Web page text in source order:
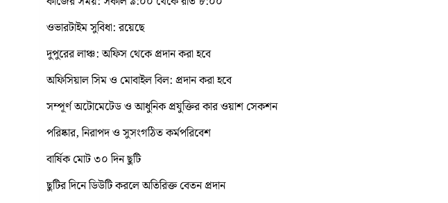
ওভারটাইম সুবিধা: রয়েছে
দুপুরের লাঞ্চ: অফিস থেকে প্রদান করা হবে
অফিসিয়াল সিম ও মোবাইল বিল: প্রদান করা হবে
সম্পূর্ণ অটোমেটেড ও আধুনিক প্রযুক্তির কার ওয়াশ সেকশন
পরিষ্কার, নিরাপদ ও সুসংগঠিত কর্মপরিবেশ
বার্ষিক মোট ৩০ দিন ছুটি
ছুটির দিনে ডিউটি করলে অতিরিক্ত বেতন প্রদান